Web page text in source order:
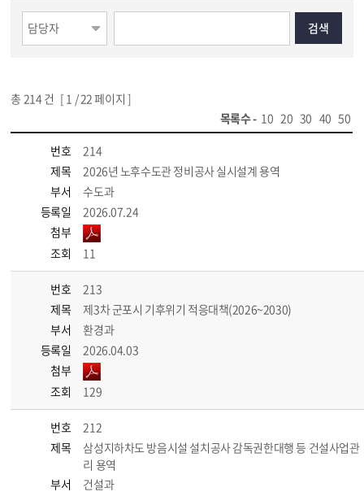
총 214건 [ 1 / 22 페이지 ]
목록수 - 10 20 30 40 50
번호
214
제목
2026년 노후수도관 정비공사 실시설계 용역
부서
수도과
등록일
2026.07.24
첨부
조회
11
번호
213
제목
제3차 군포시 기후위기 적응대책(2026~2030)
부서
환경과
등록일
2026.04.03
첨부
조회
129
번호
212
제목
삼성지하차도 방음시설 설치공사 감독권한대행 등 건설사업관
리 용역
부서
건설과